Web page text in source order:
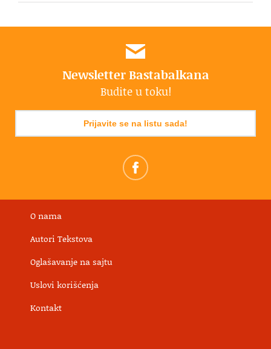
Newsletter Bastabalkana
Budite u toku!
Prijavite se na listu sada!
O nama
Autori Tekstova
Oglašavanje na sajtu
Uslovi korišćenja
Kontakt